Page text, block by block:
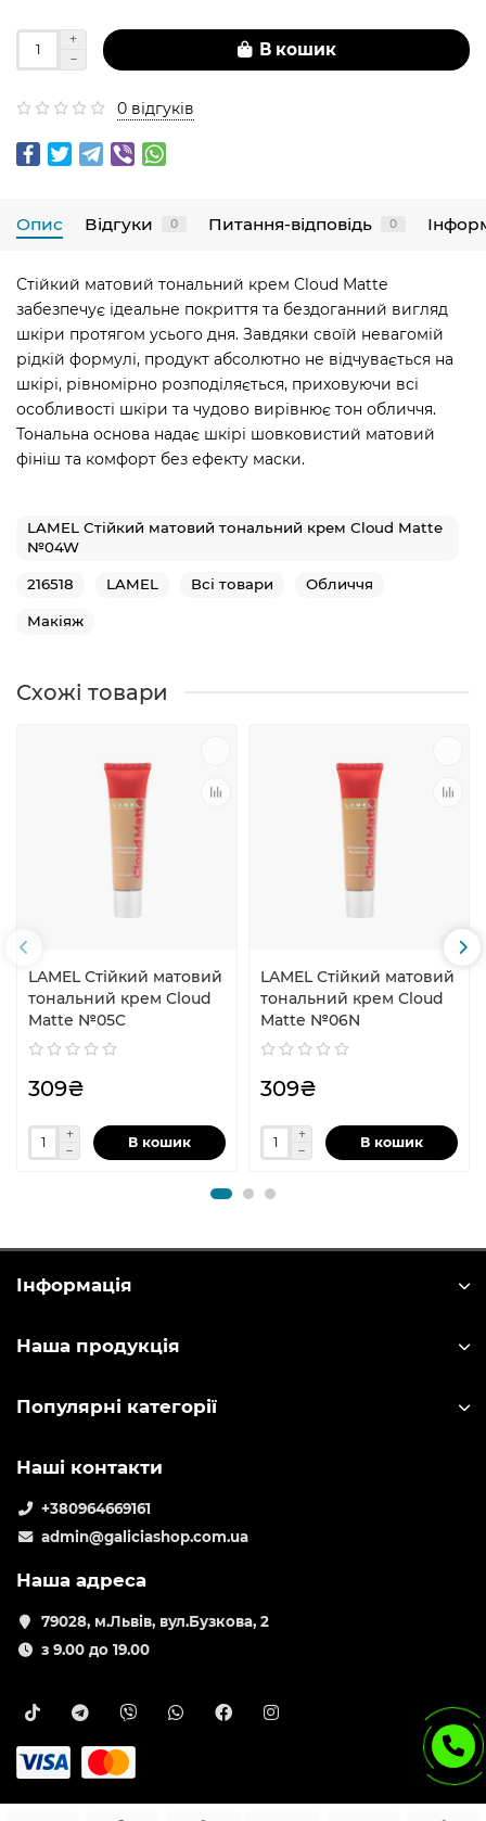
В кошик
0 відгуків
Опис Відгуки 0 Питання-відповідь 0
Стійкий матовий тональний крем Cloud Matte
забезпечує ідеальне покриття та бездоганний вигляд
шкіри протягом усього дня. Завдяки своїй невагомій
рідкій формулі, продукт абсолютно не відчувається на
шкірі, рівномірно розподіляється, приховуючи всі
особливості шкіри та чудово вирівнює тон обличчя.
Тональна основа надає шкірі шовковистий матовий
фініш та комфорт без ефекту маски.
LAMEL Стійкий матовий тональний крем Cloud Matte
№04W
216518 LAMEL Всі товари Обличчя
Макіяж
Схожі товари
LAMEL Стійкий матовий
тональний крем Cloud
Matte №05C
309₴
В кошик
LAMEL Стійкий матовий
тональний крем Cloud
Matte №06N
309₴
В кошик
Інформація
Наша продукція
Популярні категорії
Наші контакти
+380964669161
admin@galiciashop.com.ua
Наша адреса
79028, м.Львів, вул.Бузкова, 2
з 9.00 до 19.00